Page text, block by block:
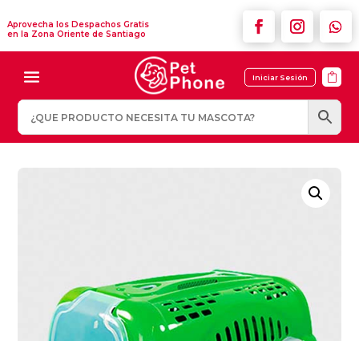
Aprovecha los Despachos Gratis
en la Zona Oriente de Santiago
Iniciar Sesión 